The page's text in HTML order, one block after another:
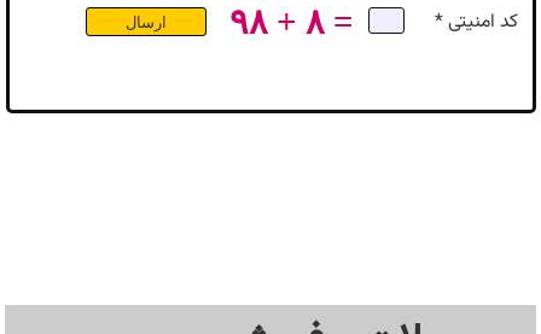
کد امنیتی * ۹۸ + ۸ =